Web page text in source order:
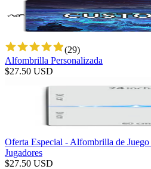
(29)
Alfombrilla Personalizada
$27.50 USD
Oferta Especial - Alfombrilla de Juego
Jugadores
$27.50 USD